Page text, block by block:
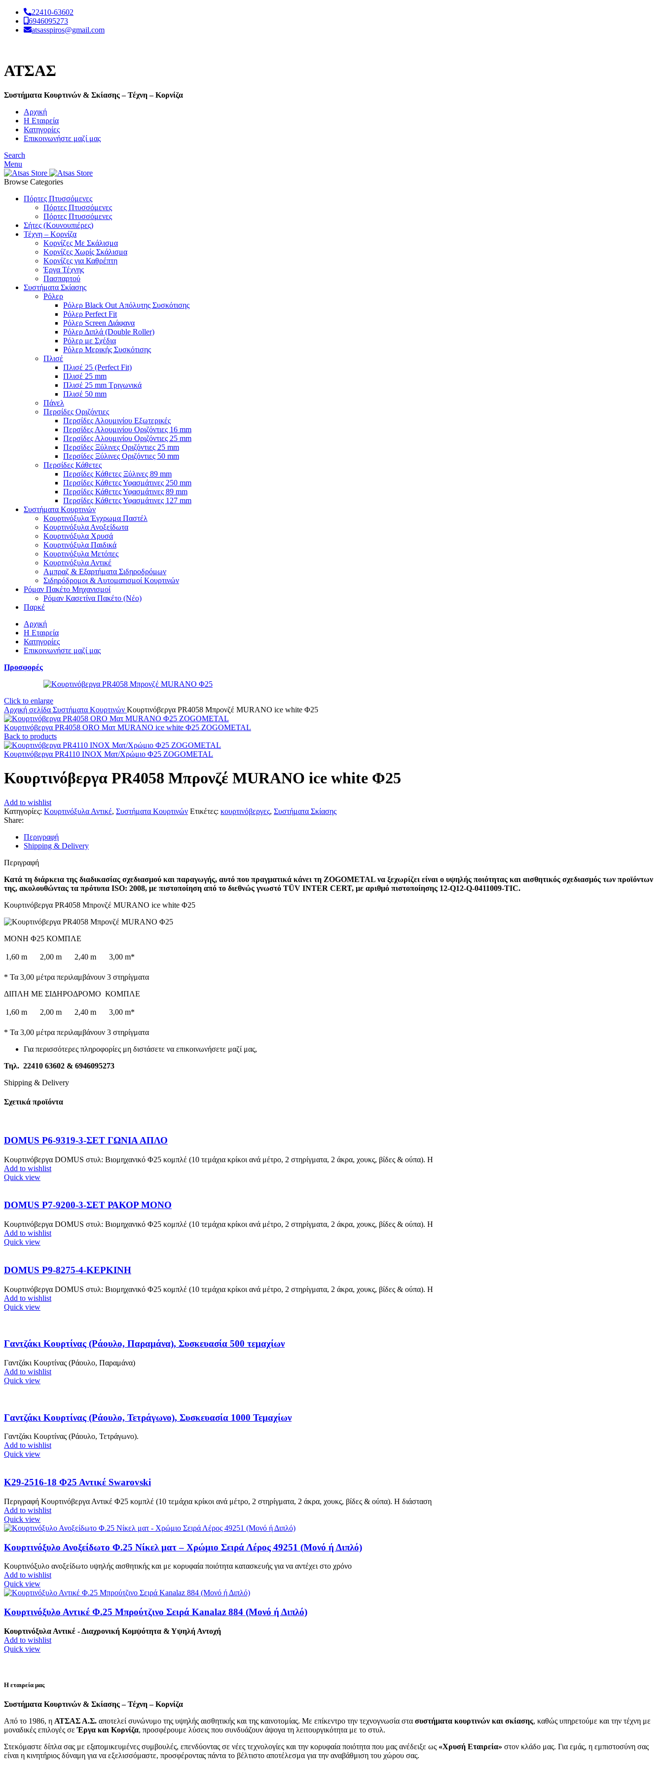
22410-63602
6946095273
atsasspiros@gmail.com
ΑΤΣΑΣ
Συστήματα Κουρτινών & Σκίασης – Τέχνη – Κορνίζα
Αρχική
Η Εταιρεία
Κατηγορίες
Επικοινωνήστε μαζί μας
Search
Menu
Browse Categories
Πόρτες Πτυσσόμενες
Πόρτες Πτυσσόμενες
Πόρτες Πτυσσόμενες
Σήτες (Κουνουπιέρες)
Τέχνη – Κορνίζα
Κορνίζες Με Σκάλισμα
Κορνίζες Χωρίς Σκάλισμα
Κορνίζες για Καθρέπτη
Έργα Τέχνης
Πασπαρτού
Συστήματα Σκίασης
Ρόλερ
Ρόλερ Black Out Απόλυτης Συσκότισης
Ρόλερ Perfect Fit
Ρόλερ Screen Διάφανα
Ρόλερ Διπλά (Double Roller)
Ρόλερ με Σχέδια
Ρόλερ Μερικής Συσκότισης
Πλισέ
Πλισέ 25 (Perfect Fit)
Πλισέ 25 mm
Πλισέ 25 mm Τριγωνικά
Πλισέ 50 mm
Πάνελ
Περσίδες Οριζόντιες
Περσίδες Αλουμινίου Εξωτερικές
Περσίδες Αλουμινίου Οριζόντιες 16 mm
Περσίδες Αλουμινίου Οριζόντιες 25 mm
Περσίδες Ξύλινες Οριζόντιες 25 mm
Περσίδες Ξύλινες Οριζόντιες 50 mm
Περσίδες Κάθετες
Περσίδες Κάθετες Ξύλινες 89 mm
Περσίδες Κάθετες Υφασμάτινες 250 mm
Περσίδες Κάθετες Υφασμάτινες 89 mm
Περσίδες Κάθετες Υφασμάτινες 127 mm
Συστήματα Κουρτινών
Κουρτινόξυλα Έγχρωμα Παστέλ
Κουρτινόξυλα Ανοξείδωτα
Κουρτινόξυλα Χρυσά
Κουρτινόξυλα Παιδικά
Κουρτινόξυλα Μετόπες
Κουρτινόξυλα Αντικέ
Αμπραζ & Εξαρτήματα Σιδηροδρόμων
Σιδηρόδρομοι & Αυτοματισμοί Κουρτινών
Ρόμαν Πακέτο Μηχανισμοί
Ρόμαν Κασετίνα Πακέτο (Νέο)
Παρκέ
Αρχική
Η Εταιρεία
Κατηγορίες
Επικοινωνήστε μαζί μας
Προσφορές
Click to enlarge
Αρχική σελίδα Συστήματα Κουρτινών Κουρτινόβεργα PR4058 Μπρονζέ MURANO ice white Φ25
Κουρτινόβεργα PR4058 ORO Ματ MURANO ice white Φ25 ZOGOMETAL
Back to products
Κουρτινόβεργα PR4110 ΙΝΟΧ Ματ/Χρώμιο Φ25 ZOGOMETAL
Κουρτινόβεργα PR4058 Μπρονζέ MURANO ice white Φ25
Add to wishlist
Κατηγορίες: Κουρτινόξυλα Αντικέ, Συστήματα Κουρτινών Ετικέτες: κουρτινόβεργες, Συστήματα Σκίασης
Share:
Περιγραφή
Shipping & Delivery
Περιγραφή
Κατά τη διάρκεια της διαδικασίας σχεδιασμού και παραγωγής, αυτό που πραγματικά κάνει τη ZOGOMETAL να ξεχωρίζει είναι ο υψηλής ποιότητας και αισθητικός σχεδιασμός των προϊόντων
της, ακολουθώντας τα πρότυπα ISO: 2008, με πιστοποίηση από το διεθνώς γνωστό TÜV INTER CERT, με αριθμό πιστοποίησης 12-Q12-Q-0411009-TIC.
Κουρτινόβεργα PR4058 Μπρονζέ MURANO ice white Φ25
ΜΟΝΗ Φ25 ΚΟΜΠΛΕ
1,60 m 2,00 m 2,40 m 3,00 m*
* Τα 3,00 μέτρα περιλαμβάνουν 3 στηρίγματα
ΔΙΠΛΗ ΜΕ ΣΙΔΗΡΟΔΡΟΜΟ ΚΟΜΠΛΕ
1,60 m 2,00 m 2,40 m 3,00 m*
* Τα 3,00 μέτρα περιλαμβάνουν 3 στηρίγματα
Για περισσότερες πληροφορίες μη διστάσετε να επικοινωνήσετε μαζί μας,
Τηλ. 22410 63602 & 6946095273
Shipping & Delivery
Σχετικά προϊόντα
DOMUS P6-9319-3-ΣΕΤ ΓΩΝΙΑ ΑΠΛΟ
Κουρτινόβεργα DOMUS στυλ: Βιομηχανικό Φ25 κομπλέ (10 τεμάχια κρίκοι ανά μέτρο, 2 στηρίγματα, 2 άκρα, χουκς, βίδες & ούπα). Η
Add to wishlist
Quick view
DOMUS P7-9200-3-ΣΕΤ ΡΑΚΟΡ ΜΟΝΟ
Κουρτινόβεργα DOMUS στυλ: Βιομηχανικό Φ25 κομπλέ (10 τεμάχια κρίκοι ανά μέτρο, 2 στηρίγματα, 2 άκρα, χουκς, βίδες & ούπα). Η
Add to wishlist
Quick view
DOMUS P9-8275-4-ΚΕΡΚΙΝΗ
Κουρτινόβεργα DOMUS στυλ: Βιομηχανικό Φ25 κομπλέ (10 τεμάχια κρίκοι ανά μέτρο, 2 στηρίγματα, 2 άκρα, χουκς, βίδες & ούπα). Η
Add to wishlist
Quick view
Γαντζάκι Κουρτίνας (Ράουλο, Παραμάνα), Συσκευασία 500 τεμαχίων
Γαντζάκι Κουρτίνας (Ράουλο, Παραμάνα)
Add to wishlist
Quick view
Γαντζάκι Κουρτίνας (Ράουλο, Τετράγωνο), Συσκευασία 1000 Τεμαχίων
Γαντζάκι Κουρτίνας (Ράουλο, Τετράγωνο).
Add to wishlist
Quick view
Κ29-2516-18 Φ25 Αντικέ Swarovski
Περιγραφή Κουρτινόβεργα Αντικέ Φ25 κομπλέ (10 τεμάχια κρίκοι ανά μέτρο, 2 στηρίγματα, 2 άκρα, χουκς, βίδες & ούπα). Η διάσταση
Add to wishlist
Quick view
Κουρτινόξυλο Ανοξείδωτο Φ.25 Νίκελ ματ – Χρώμιο Σειρά Λέρος 49251 (Μονό ή Διπλό)
Κουρτινόξυλο ανοξείδωτο υψηλής αισθητικής και με κορυφαία ποιότητα κατασκευής για να αντέχει στο χρόνο
Add to wishlist
Quick view
Κουρτινόξυλο Αντικέ Φ.25 Μπρούτζινο Σειρά Kanalaz 884 (Μονό ή Διπλό)
Κουρτινόξυλα Αντικέ - Διαχρονική Κομψότητα & Υψηλή Αντοχή
Add to wishlist
Quick view
Η εταιρεία μας
Συστήματα Κουρτινών & Σκίασης – Τέχνη – Κορνίζα
Από το 1986, η ΑΤΣΑΣ Α.Σ. αποτελεί συνώνυμο της υψηλής αισθητικής και της καινοτομίας. Με επίκεντρο την τεχνογνωσία στα συστήματα κουρτινών και σκίασης, καθώς υπηρετούμε και την τέχνη με
μοναδικές επιλογές σεΈργα και Κορνίζα, προσφέρουμε λύσεις που συνδυάζουν άψογα τη λειτουργικότητα με το στυλ.
Στεκόμαστε δίπλα σας με εξατομικευμένες συμβουλές, επενδύοντας σε νέες τεχνολογίες και την κορυφαία ποιότητα που μας ανέδειξε ως «Χρυσή Εταιρεία» στον κλάδο μας. Για εμάς, η εμπιστοσύνη σας
είναι η κινητήριος δύναμη για να εξελισσόμαστε, προσφέροντας πάντα το βέλτιστο αποτέλεσμα για την αναβάθμιση του χώρου σας.